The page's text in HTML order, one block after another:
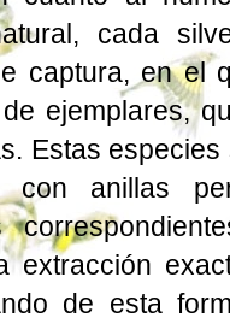
cada
captura, en el
ejemplares,
Estas
con anillas
extracción
de esta